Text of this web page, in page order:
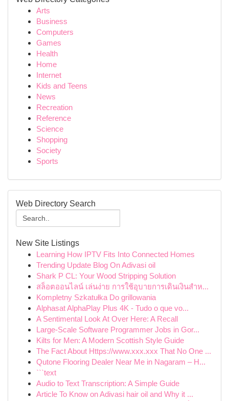
Arts
Business
Computers
Games
Health
Home
Internet
Kids and Teens
News
Recreation
Reference
Science
Shopping
Society
Sports
Web Directory Search
New Site Listings
Learning How IPTV Fits Into Connected Homes
Trending Update Blog On Adivasi oil
Shark P CL: Your Wood Stripping Solution
สล็อตออนไลน์ เล่นง่าย การใช้อุบายการเดินเงินสำห...
Kompletny Szkatułka Do grillowania
Alphasat AlphaPlay Plus 4K - Tudo o que vo...
A Sentimental Look At Over Here: A Recall
Large-Scale Software Programmer Jobs in Gor...
Kilts for Men: A Modern Scottish Style Guide
The Fact About Https://www.xxx.xxx That No One ...
Qutone Flooring Dealer Near Me in Nagaram – H...
```text
Audio to Text Transcription: A Simple Guide
Article To Know on Adivasi hair oil and Why it ...